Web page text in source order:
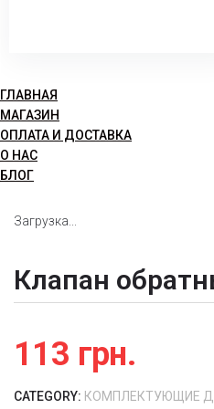
ГЛАВНАЯ
МАГАЗИН
ОПЛАТА И ДОСТАВКА
О НАС
БЛОГ
Загрузка...
Клапан
113 грн.
CATEGORY: КОМПЛЕКТУЮЩИЕ